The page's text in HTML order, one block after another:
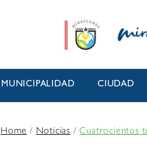
MUNICIPALIDAD CIUDAD
Home/Noticias /Cuatrocientos